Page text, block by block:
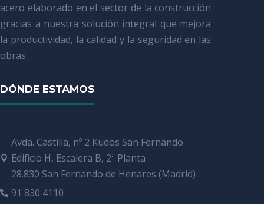
acero elaborado en el sector de la construcción
gracias a nuestra solución integral que mejora
la productividad, la calidad y la seguridad en las
obras
DÓNDE ESTAMOS

Avda. Castilla, nº 2 Kudos San Fernando
Edificio H, Escalera B, 2ª Planta
28.830 San Fernando de Henares (Madrid)
 91 830 4110